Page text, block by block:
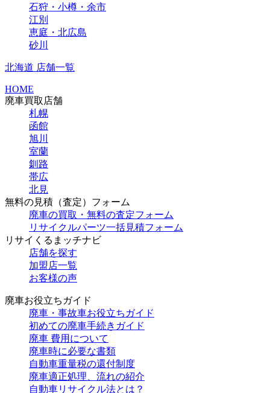
石狩・小樽・余市
江別
恵庭・北広島
砂川
北海道 店舗一覧
HOME
廃車買取店舗
札幌
函館
旭川
室蘭
釧路
帯広
北見
無料の見積（査定）フォーム
廃車の買取・無料の査定フォーム
リサイクルパーツ一括見積フォーム
リサイくるまッチナビ
店舗を探す
加盟店一覧
お客様の声
廃車お役立ちガイド
廃車・事故車お役立ちガイド
初めての廃車手続きガイド
廃車 費用について
廃車時に必要な書類
自動車重量税の還付制度
廃車適正処理、流れの紹介
自動車リサイクル法とは？